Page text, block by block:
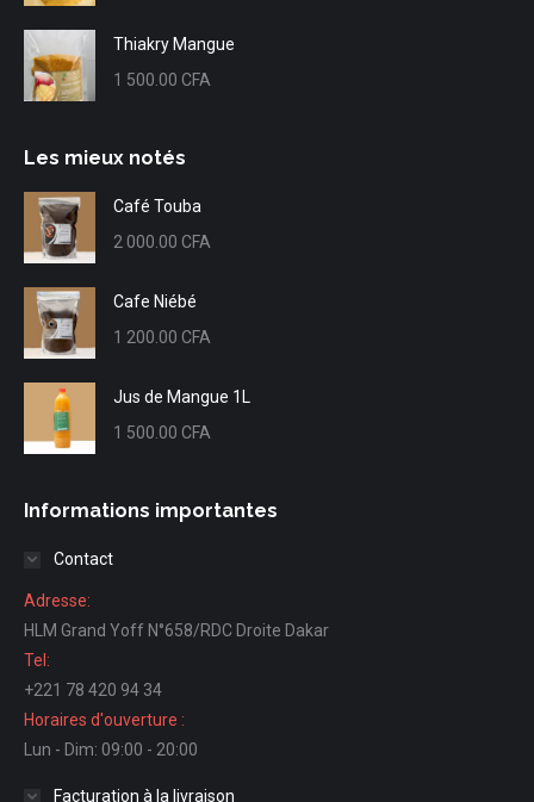
Thiakry Mangue
1 500.00 CFA
Les mieux notés
Café Touba
2 000.00 CFA
Cafe Niébé
1 200.00 CFA
Jus de Mangue 1L
1 500.00 CFA
Informations importantes
Contact
Adresse:
HLM Grand Yoff N°658/RDC Droite Dakar
Tel:
+221 78 420 94 34
Horaires d'ouverture :
Lun - Dim: 09:00 - 20:00
Facturation à la livraison